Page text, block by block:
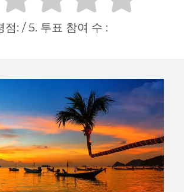
점: / 5. 투표 참여 수 :